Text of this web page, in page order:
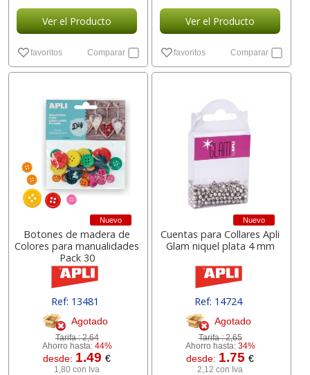
Ver el Producto
favoritos Comparar
Ver el Producto
favoritos Comparar
Nuevo
Botones de madera de
Colores para manualidades
Pack 30
Ref: 13481
Agotado
Tarifa :2,64
Ahorro hasta: 44%
desde: 1.49€
1,80 con Iva
Nuevo
Cuentas para Collares Apli
Glam niquel plata 4 mm
Ref: 14724
Agotado
Tarifa :2,65
Ahorro hasta: 34%
desde: 1.75€
2,12 con Iva